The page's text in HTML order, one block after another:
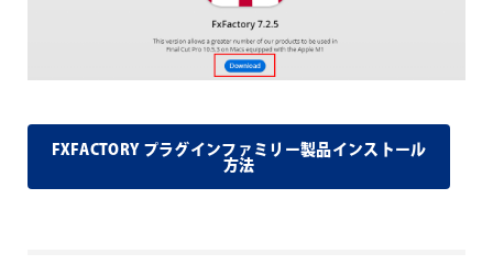
FXFACTORY プラグインファミリー製品インストール
方法